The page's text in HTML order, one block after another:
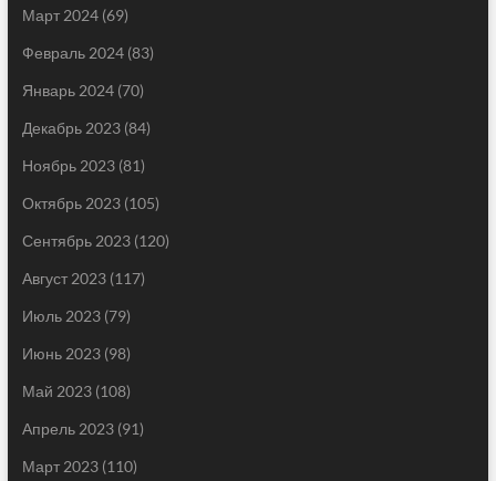
Март 2024(69)
Февраль 2024(83)
Январь 2024(70)
Декабрь 2023(84)
Ноябрь 2023(81)
Октябрь 2023(105)
Сентябрь 2023(120)
Август 2023(117)
Июль 2023(79)
Июнь 2023(98)
Май 2023(108)
Апрель 2023(91)
Март 2023(110)